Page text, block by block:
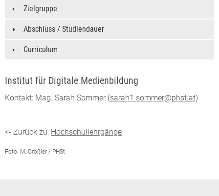
Zielgruppe
Abschluss / Studiendauer
Curriculum
Institut für Digitale Medienbildung
Kontakt: Mag. Sarah Sommer (sarah1.sommer@phst.at)
<- Zurück zu: Hochschullehrgänge
Foto: M. Größler / PHSt